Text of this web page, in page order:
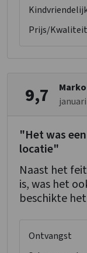
Prijs/Kwaliteit
9,7
Marko
"Het was
locatie"
Naast het
is, was het
beschikte
Ontvangst